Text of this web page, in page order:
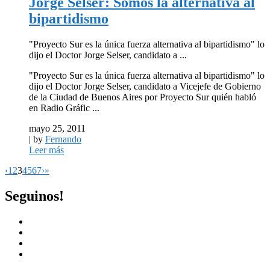
bipartidismo
"Proyecto Sur es la única fuerza alternativa al bipartidismo" lo
dijo el Doctor Jorge Selser, candidato a ...
"Proyecto Sur es la única fuerza alternativa al bipartidismo" lo
dijo el Doctor Jorge Selser, candidato a Vicejefe de Gobierno
de la Ciudad de Buenos Aires por Proyecto Sur quién habló
en Radio Gráfic ...
mayo 25, 2011
| by Fernando
Leer más
‹1 234567›»
Seguinos!